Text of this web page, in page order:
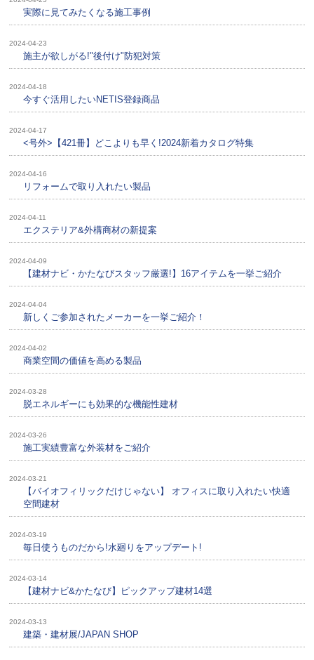
実際に見てみたくなる施工事例
2024-04-23
施主が欲しがる!"後付け"防犯対策
2024-04-18
今すぐ活用したいNETIS登録商品
2024-04-17
<号外>【421冊】どこよりも早く!2024新着カタログ特集
2024-04-16
リフォームで取り入れたい製品
2024-04-11
エクステリア&外構商材の新提案
2024-04-09
【建材ナビ・かたなびスタッフ厳選!】16アイテムを一挙ご紹介
2024-04-04
新しくご参加されたメーカーを一挙ご紹介！
2024-04-02
商業空間の価値を高める製品
2024-03-28
脱エネルギーにも効果的な機能性建材
2024-03-26
施工実績豊富な外装材をご紹介
2024-03-21
【バイオフィリックだけじゃない】 オフィスに取り入れたい快適
空間建材
2024-03-19
毎日使うものだから!水廻りをアップデート!
2024-03-14
【建材ナビ&かたなび】ピックアップ建材14選
2024-03-13
建築・建材展/JAPAN SHOP